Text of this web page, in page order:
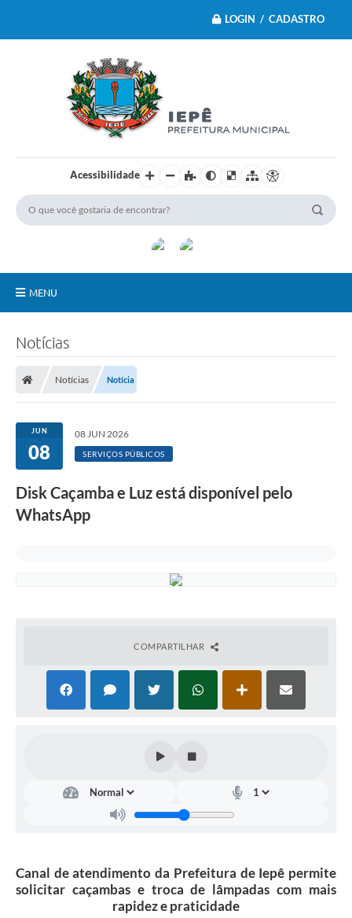
LOGIN / CADASTRO
Acessibilidade
MENU
Serviços Públicos
Carta de Serviços
Questionário de Mapeamento Cultural
Veículos paralisados
Legislação
Contratos
Notícias
Notícias Notícia
JUN
08
08 JUN 2026
SERVIÇOS PÚBLICOS
Disk Caçamba e Luz está disponível pelo
WhatsApp
COMPARTILHAR
Canal de atendimento da Prefeitura de Iepê permite
solicitar caçambas e troca de lâmpadas com mais
rapidez e praticidade